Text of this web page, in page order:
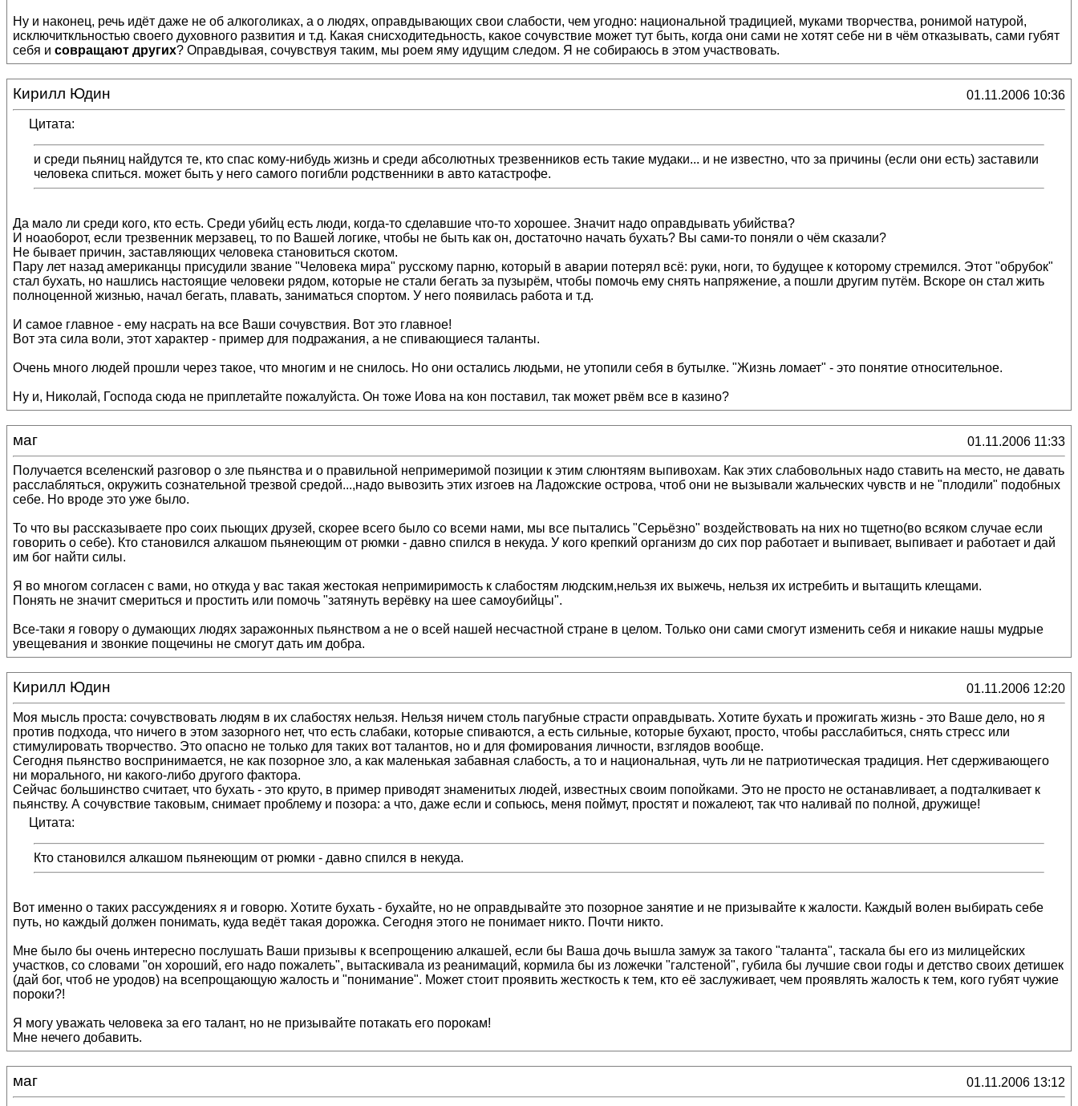
Ну и наконец, речь идёт даже не об алкоголиках, а о людях, оправдывающих свои слабости, чем угодно: национальной традицией, муками творчества, ронимой натурой,
исключиткльностью своего духовного развития и т.д. Какая снисходитедьность, какое сочувствие может тут быть, когда они сами не хотят себе ни в чём отказывать, сами губят
себя и совращают других? Оправдывая, сочувствуя таким, мы роем яму идущим следом. Я не собираюсь в этом участвовать.
Кирилл Юдин 01.11.2006 10:36
Цитата:
и среди пьяниц найдутся те, кто спас кому-нибудь жизнь и среди абсолютных трезвенников есть такие мудаки... и не известно, что за причины (если они есть) заставили
человека спиться. может быть у него самого погибли родственники в авто катастрофе.
Да мало ли среди кого, кто есть. Среди убийц есть люди, когда-то сделавшие что-то хорошее. Значит надо оправдывать убийства?
И ноаоборот, если трезвенник мерзавец, то по Вашей логике, чтобы не быть как он, достаточно начать бухать? Вы сами-то поняли о чём сказали?
Не бывает причин, заставляющих человека становиться скотом.
Пару лет назад американцы присудили звание "Человека мира" русскому парню, который в аварии потерял всё: руки, ноги, то будущее к которому стремился. Этот "обрубок"
стал бухать, но нашлись настоящие человеки рядом, которые не стали бегать за пузырём, чтобы помочь ему снять напряжение, а пошли другим путём. Вскоре он стал жить
полноценной жизнью, начал бегать, плавать, заниматься спортом. У него появилась работа и т.д.
И самое главное - ему насрать на все Ваши сочувствия. Вот это главное!
Вот эта сила воли, этот характер - пример для подражания, а не спивающиеся таланты.
Очень много людей прошли через такое, что многим и не снилось. Но они остались людьми, не утопили себя в бутылке. "Жизнь ломает" - это понятие относительное.
Ну и, Николай, Господа сюда не приплетайте пожалуйста. Он тоже Иова на кон поставил, так может рвём все в казино?
маг 01.11.2006 11:33
Получается вселенский разговор о зле пьянства и о правильной непримеримой позиции к этим слюнтяям выпивохам. Как этих слабовольных надо ставить на место, не давать
расслабляться, окружить сознательной трезвой средой...,надо вывозить этих изгоев на Ладожские острова, чтоб они не вызывали жальческих чувств и не "плодили" подобных
себе. Но вроде это уже было.
То что вы рассказываете про соих пьющих друзей, скорее всего было со всеми нами, мы все пытались "Серьёзно" воздействовать на них но тщетно(во всяком случае если
говорить о себе). Кто становился алкашом пьянеющим от рюмки - давно спился в некуда. У кого крепкий организм до сих пор работает и выпивает, выпивает и работает и дай
им бог найти силы.
Я во многом согласен с вами, но откуда у вас такая жестокая непримиримость к слабостям людским,нельзя их выжечь, нельзя их истребить и вытащить клещами.
Понять не значит смериться и простить или помочь "затянуть верёвку на шее самоубийцы".
Все-таки я говору о думающих людях заражонных пьянством а не о всей нашей несчастной стране в целом. Только они сами смогут изменить себя и никакие нашы мудрые
увещевания и звонкие пощечины не смогут дать им добра.
Кирилл Юдин 01.11.2006 12:20
Моя мысль проста: сочувствовать людям в их слабостях нельзя. Нельзя ничем столь пагубные страсти оправдывать. Хотите бухать и прожигать жизнь - это Ваше дело, но я
против подхода, что ничего в этом зазорного нет, что есть слабаки, которые спиваются, а есть сильные, которые бухают, просто, чтобы расслабиться, снять стресс или
стимулировать творчество. Это опасно не только для таких вот талантов, но и для фомирования личности, взглядов вообще.
Сегодня пьянство воспринимается, не как позорное зло, а как маленькая забавная слабость, а то и национальная, чуть ли не патриотическая традиция. Нет сдерживающего
ни морального, ни какого-либо другого фактора.
Сейчас большинство считает, что бухать - это круто, в пример приводят знаменитых людей, известных своим попойками. Это не просто не останавливает, а подталкивает к
пьянству. А сочувствие таковым, снимает проблему и позора: а что, даже если и сопьюсь, меня поймут, простят и пожалеют, так что наливай по полной, дружище!
Цитата:
Кто становился алкашом пьянеющим от рюмки - давно спился в некуда.
Вот именно о таких рассуждениях я и говорю. Хотите бухать - бухайте, но не оправдывайте это позорное занятие и не призывайте к жалости. Каждый волен выбирать себе
путь, но каждый должен понимать, куда ведёт такая дорожка. Сегодня этого не понимает никто. Почти никто.
Мне было бы очень интересно послушать Ваши призывы к всепрощению алкашей, если бы Ваша дочь вышла замуж за такого "таланта", таскала бы его из милицейских
участков, со словами "он хороший, его надо пожалеть", вытаскивала из реанимаций, кормила бы из ложечки "галстеной", губила бы лучшие свои годы и детство своих детишек
(дай бог, чтоб не уродов) на всепрощающую жалость и "понимание". Может стоит проявить жесткость к тем, кто её заслуживает, чем проявлять жалость к тем, кого губят чужие
пороки?!
Я могу уважать человека за его талант, но не призывайте потакать его порокам!
Мне нечего добавить.
маг 01.11.2006 13:12